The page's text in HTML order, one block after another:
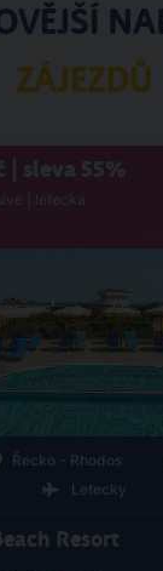
ZÁJEZDŮ
| sleva 55%
| letecká
Řecko - Rhodos
Letecky
Resort